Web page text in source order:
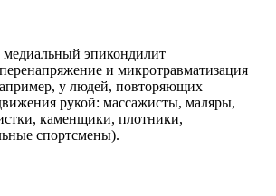
эпикондилит
и микротравматизация
у людей, повторяющих
рукой: массажисты, маляры,
каменщики, плотники,
спортсмены).